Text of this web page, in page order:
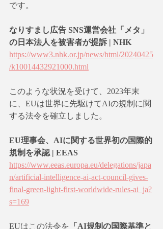
です。
なりすまし広告 SNS運営会社「メタ」
の日本法人を被害者が提訴 | NHK
https://www3.nhk.or.jp/news/html/20240425
/k10014432921000.html
このような状況を受けて、2023年末
に、EUは世界に先駆けてAIの規制に関
する法令を確立しました。
EU理事会、AIに関する世界初の国際的
規制を承認 | EEAS
https://www.eeas.europa.eu/delegations/japa
n/artificial-intelligence-ai-act-council-gives-
final-green-light-first-worldwide-rules-ai_ja?
s=169
EUはこの法令を 「AI規制の国際基準と